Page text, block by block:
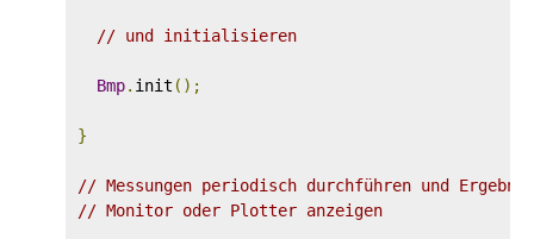
// und initialisieren
Bmp. init ();
}
// Messungen periodisch durchführen und
// Monitor oder Plotter anzeigen